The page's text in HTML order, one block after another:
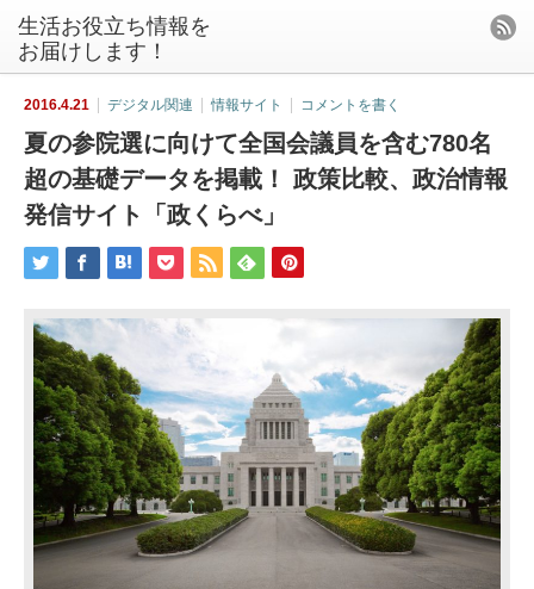
生活お役立ち情報を
お届けします！
2016.4.21 デジタル関連 情報サイト コメントを書く
夏の参院選に向けて全国会議員を含む780名
超の基礎データを掲載！ 政策比較、政治情報
発信サイト「政くらべ」